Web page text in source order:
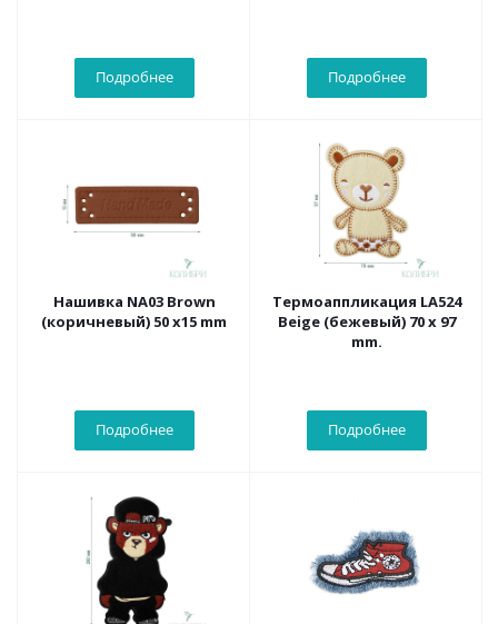
Подробнее Подробнее
Нашивка NA03 Brown
(коричневый) 50 х15 mm
Подробнее
Термоаппликация LA524
Beige (бежевый) 70 х 97
mm.
Подробнее